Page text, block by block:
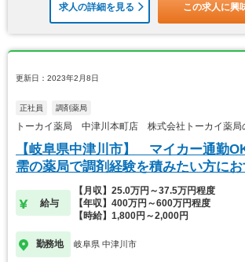
求人の詳細を見る この求人に興
更新日：2023年2月8日
正社員 調剤薬局
トーカイ薬局 中津川本町店 株式会社トーカイ薬局
【岐阜県中津川市】 マイカー通勤
需の薬局で調剤経験を積みたい方にお
給与
【月収】25.0万円～37.5万円程度
【年収】400万円～600万円程度
【時給】1,800円～2,000円
勤務地 岐阜県 中津川市